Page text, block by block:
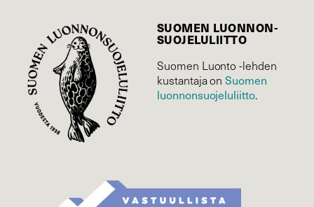
SUOMEN LUONNON­
SUOJELU­LIITTO
Suomen Luonto -lehden
kustantaja onSuomen
luonnonsuojelu­liitto.